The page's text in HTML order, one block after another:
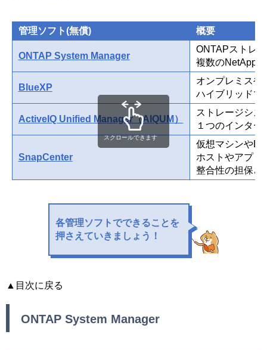
管理ソフト(無償) 概要
ONTAP System Manager
ONTAPストレ
複数のNetApp
BlueXP
オンプレミスや
ハイブリッドマ
ActiveIQ Unified Manager（AIQUM）
ストレージシス
１つのインタ
SnapCenter
仮想マシンや
ホストやアプリ
整合性の担保さ
スクロールできます
各管理ソフトでできることを
押さえていきましょう！
▲目次に戻る
ONTAP System Manager